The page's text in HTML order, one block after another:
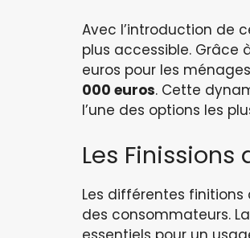
Avec l’introduction de
plus accessible. Grâce
euros pour les
000 euros. Cette
l’une des options les
Les
Les différentes
des consommateurs.